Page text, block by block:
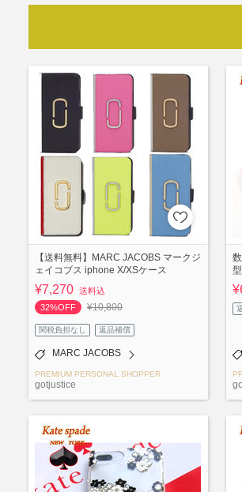
【送料無料】MARC JACOBS マークジ
ェイコブス iphone X/XSケース
¥7,270 送料込
32%OFF
¥10,800
関税負担なし 返品補償
MARC JACOBS
PREMIUM PERSONAL SHOPPER
gotjustice